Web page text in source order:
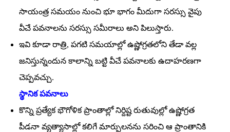
సాయంత్ర సమయం నుంచి భూ భాగం మీదుగా సరస్సు వైపు
వీచే పవనాలను సరస్సు సమీరాలు అని పిలుస్తారు.
ఇవి కూడా రాత్రి, పగటి సమయాల్లో ఉష్ణోగ్రతలోని తేడా వల్ల
జనిస్తున్నందున కాలాన్ని బట్టి వీచే పవనాలకు ఉదాహరణగా
చెప్పవచ్చు.
స్థానిక పవనాలు
కొన్ని ప్రత్యేక భౌగోళిక ప్రాంతాల్లో నిర్దిష్ట రుతువుల్లో ఉష్ణోగ్రత
పీడనా వ్యత్యాసాల్లో కలిగే మార్పులనను సరించి ఆ ప్రాంతానికి